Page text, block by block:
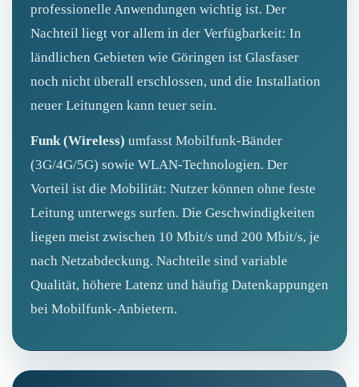
professionelle Anwendungen wichtig ist. Der
Nachteil liegt vor allem in der Verfügbarkeit: In
ländlichen Gebieten wie Göringen ist Glasfaser
noch nicht überall erschlossen, und die Installation
neuer Leitungen kann teuer sein.
Funk (Wireless) umfasst Mobilfunk‑Bänder
(3G/4G/5G) sowie WLAN‑Technologien. Der
Vorteil ist die Mobilität: Nutzer können ohne feste
Leitung unterwegs surfen. Die Geschwindigkeiten
liegen meist zwischen 10 Mbit/s und 200 Mbit/s, je
nach Netzabdeckung. Nachteile sind variable
Qualität, höhere Latenz und häufig Datenkappungen
bei Mobilfunk‑Anbietern.